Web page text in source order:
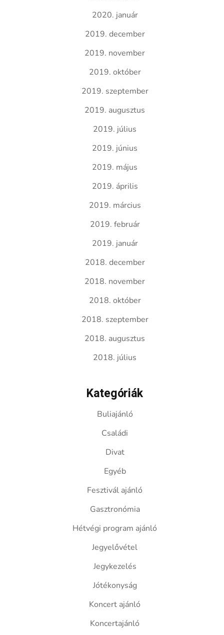
2020. január
2019. december
2019. november
2019. október
2019. szeptember
2019. augusztus
2019. július
2019. június
2019. május
2019. április
2019. március
2019. február
2019. január
2018. december
2018. november
2018. október
2018. szeptember
2018. augusztus
2018. július
Kategóriák
Buliajánló
Családi
Divat
Egyéb
Fesztivál ajánló
Gasztronómia
Hétvégi program ajánló
Jegyelővétel
Jegykezelés
Jótékonyság
Koncert ajánló
Koncertajánló